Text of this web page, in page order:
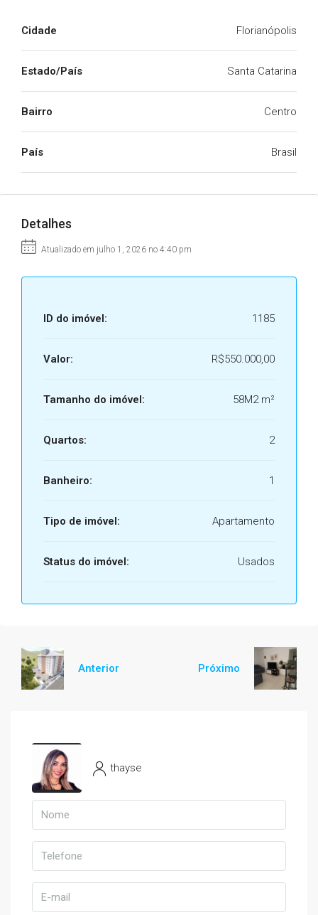
Cidade Florianópolis
Estado/País Santa Catarina
Bairro Centro
País Brasil
Detalhes
Atualizado em julho 1, 2026 no 4:40 pm
ID do imóvel: 1185
Valor: R$550.000,00
Tamanho do imóvel: 58M2 m²
Quartos: 2
Banheiro: 1
Tipo de imóvel: Apartamento
Status do imóvel: Usados
Anterior Próximo
thayse